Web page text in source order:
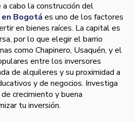
cabo la construcción del
Bogotá es uno de los factores
en bienes raíces. La capital es
por lo que elegir el barrio
como Chapinero, Usaquén, y el
entre los inversores
de alquileres y su proximidad a
y de negocios. Investiga
crecimiento y buena
tu inversión.